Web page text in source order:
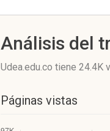
Análisis del
Udea.edu.co tiene 24.4K
Páginas vistas